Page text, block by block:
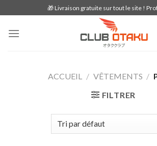
to
content
🎁 Livraison gratuite sur tout le site !
ACCUEIL / VÊTEMENTS /
FILTRER